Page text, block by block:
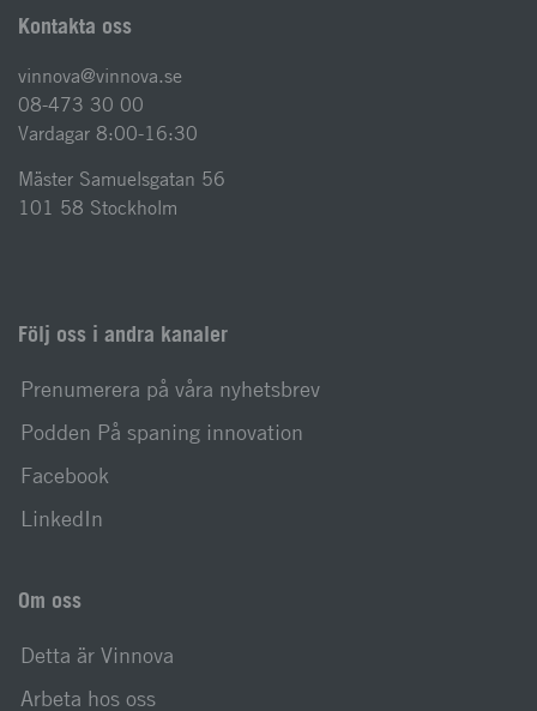
Kontakta oss
vinnova@vinnova.se
08-473 30 00
Vardagar 8:00-16:30
Mäster Samuelsgatan 56
101 58 Stockholm
Följ oss i andra kanaler
Prenumerera på våra nyhetsbrev
Podden På spaning innovation
Facebook
LinkedIn
Om oss
Detta är Vinnova
Arbeta hos oss